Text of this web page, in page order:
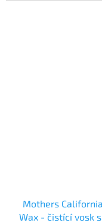
Mothers
Wax - čistící vosk